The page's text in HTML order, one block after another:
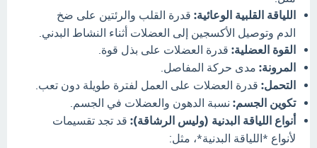
اللياقة القلبية الوعائية: قدرة القلب والرئتين على ضخ
الدم وتوصيل الأكسجين إلى العضلات أثناء النشاط البدني.
القوة العضلية: قدرة العضلات على بذل قوة.
المرونة: مدى حركة المفاصل.
التحمل: قدرة العضلات على العمل لفترة طويلة دون تعب.
تكوين الجسم: نسبة الدهون والعضلات في الجسم.
أنواع اللياقة البدنية (وليس الرشاقة): قد تجد تقسيمات
لأنواع *اللياقة البدنية*، مثل: